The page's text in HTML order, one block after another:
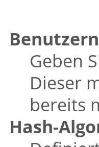
Geben
Dieser
bereits
Hash-